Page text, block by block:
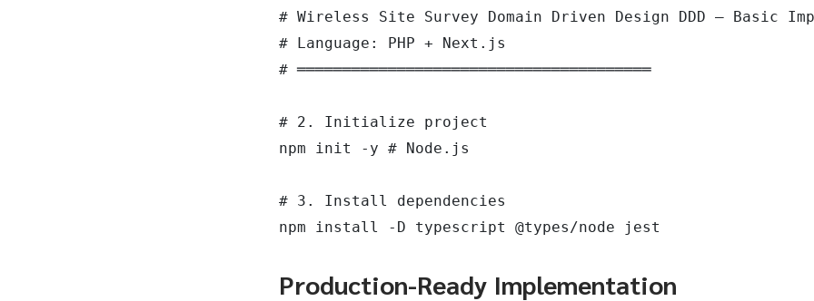
# Wireless Site Survey Domain Driven Design DDD — Basic
# Language: PHP + Next.js
# ═══════════════════════════════════════
# 2. Initialize project
npm init -y # Node.js
# 3. Install dependencies
npm install -D typescript @types/node jest
Production-Ready Implementation